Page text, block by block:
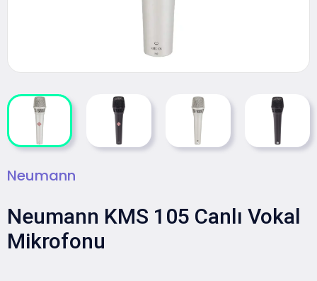
Neumann
Neumann KMS 105 Canlı Vokal
Mikrofonu